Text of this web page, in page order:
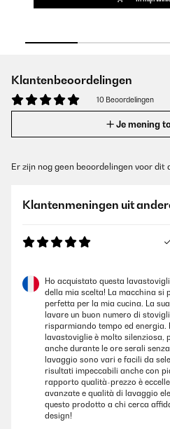
Klantenbeoordelingen
10 Beoordelingen
Je mening
Er zijn nog geen beoordelingen voor dit
Klantenmeningen uit
Ho acquistato questa
della mia scelta! La macchina si
perfetta per la mia cucina. La
lavare un buon numero di
risparmiando tempo ed energia.
lavastoviglie è molto silenziosa,
anche durante le ore serali
lavaggio sono vari e facili da
risultati impeccabili anche con
rapporto qualità-prezzo è
avanzate e qualità di lavaggio
questo prodotto a chi cerca
design!